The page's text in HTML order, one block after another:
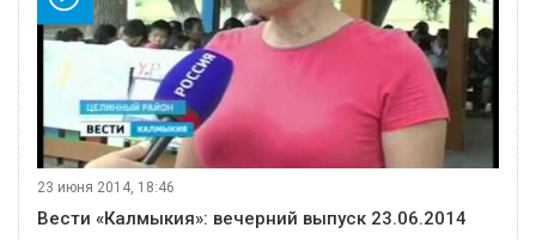
23 июня 2014, 18:46
Вести «Калмыкия»: вечерний выпуск 23.06.2014